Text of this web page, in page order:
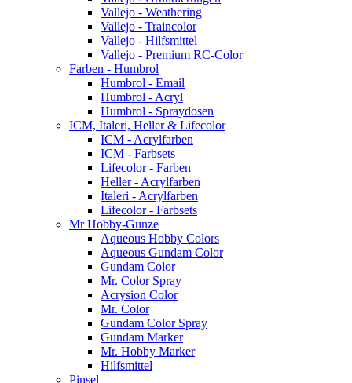
Vallejo - Weathering
Vallejo - Traincolor
Vallejo - Hilfsmittel
Vallejo - Premium RC-Color
Farben - Humbrol
Humbrol - Email
Humbrol - Acryl
Humbrol - Spraydosen
ICM, Italeri, Heller & Lifecolor
ICM - Acrylfarben
ICM - Farbsets
Lifecolor - Farben
Heller - Acrylfarben
Italeri - Acrylfarben
Lifecolor - Farbsets
Mr Hobby-Gunze
Aqueous Hobby Colors
Aqueous Gundam Color
Gundam Color
Mr. Color Spray
Acrysion Color
Mr. Color
Gundam Color Spray
Gundam Marker
Mr. Hobby Marker
Hilfsmittel
Pinsel